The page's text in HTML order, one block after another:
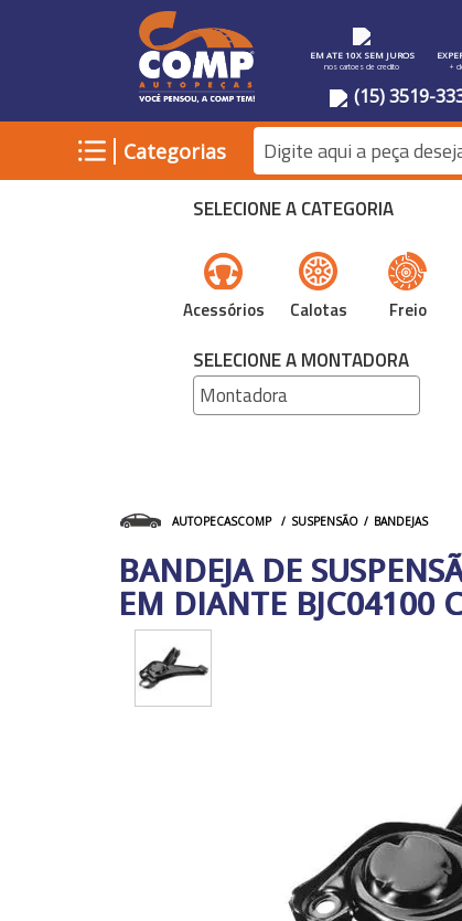
EM ATE 10X SEM JUROS
nos cartoes de credito +
(15) 3519-
| Categorias
SELECIONE A CATEGORIA
Acessórios Calotas Freio
SELECIONE A MONTADORA
AUTOPECASCOMP SUSPENSÃO BANDEJAS
BANDEJA DE
EM DIANTE BJC04100